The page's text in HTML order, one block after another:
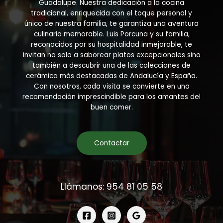
Guadalupe. Nuestra dedicación a la cocina
tradicional, enriquecida con el toque personal y
único de nuestra familia, te garantiza una aventura
culinaria memorable. Luis Porcuna y su familia,
reconocidos por su hospitalidad inmejorable, te
invitan no solo a saborear platos excepcionales sino
también a descubrir una de las colecciones de
cerámica más destacadas de Andalucía y España.
Con nosotros, cada visita se convierte en una
recomendación imprescindible para los amantes del
buen comer.
Contactar
Llámanos: 954 81 05 58